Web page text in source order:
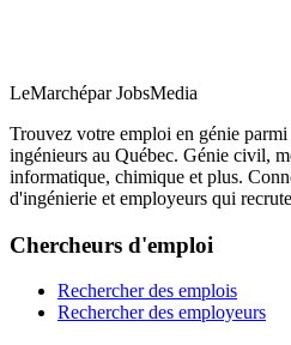
LeMarchépar JobsMedia
Trouvez votre emploi en génie
ingénieurs au Québec. Génie civil,
informatique, chimique et plus.
d'ingénierie et employeurs qui
Chercheurs d'emploi
Rechercher des emplois
Rechercher des employeurs